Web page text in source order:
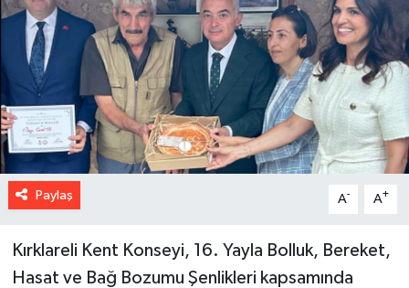
Paylaş A- A+
Kırklareli Kent Konseyi, 16. Yayla Bolluk, Bereket,
Hasat ve Bağ Bozumu Şenlikleri kapsamında